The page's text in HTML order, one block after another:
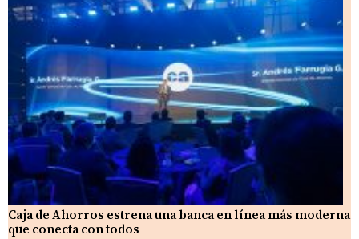
Caja de Ahorros estrena una banca en línea más moderna
que conecta con todos